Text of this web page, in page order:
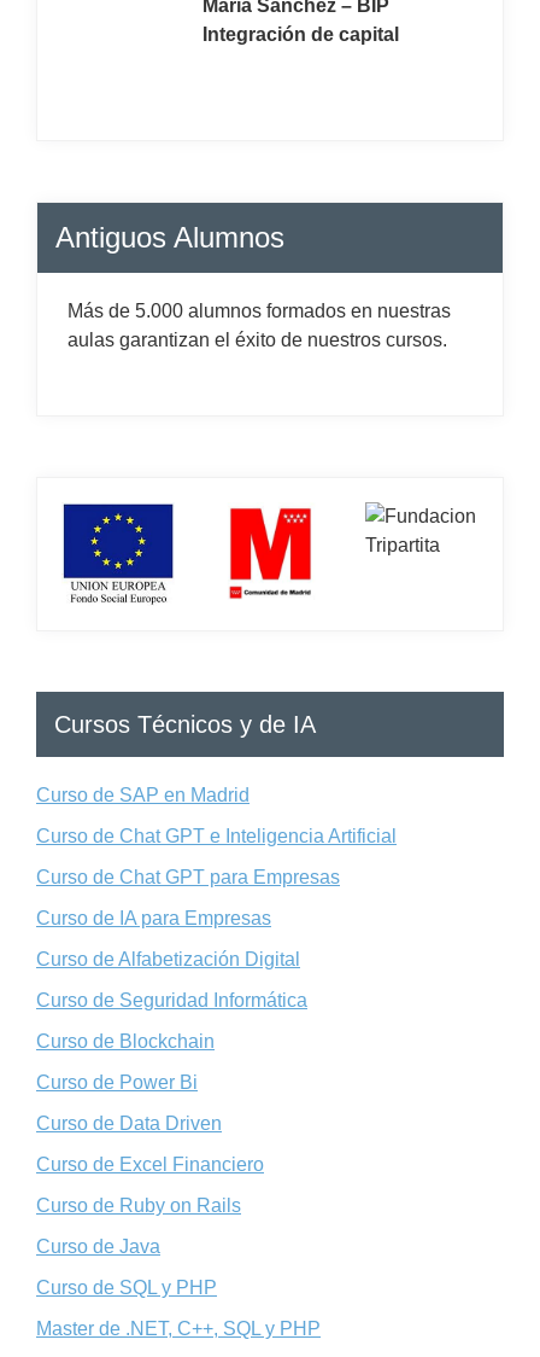
María Sanchez – BIP
Integración de capital
Antiguos Alumnos
Más de 5.000 alumnos formados en nuestras
aulas garantizan el éxito de nuestros cursos.
Cursos Técnicos y de IA
Curso de SAP en Madrid
Curso de Chat GPT e Inteligencia Artificial
Curso de Chat GPT para Empresas
Curso de IA para Empresas
Curso de Alfabetización Digital
Curso de Seguridad Informática
Curso de Blockchain
Curso de Power Bi
Curso de Data Driven
Curso de Excel Financiero
Curso de Ruby on Rails
Curso de Java
Curso de SQL y PHP
Master de .NET, C++, SQL y PHP